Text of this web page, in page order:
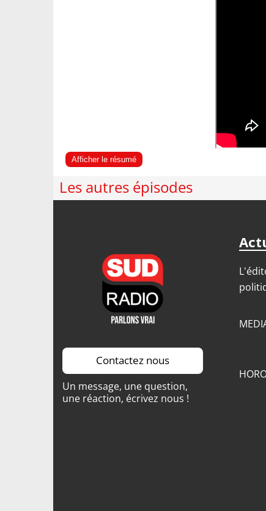
Afficher le résumé
Les autres épisodes
Contactez nous
Un message, une question,
une réaction, écrivez nous !